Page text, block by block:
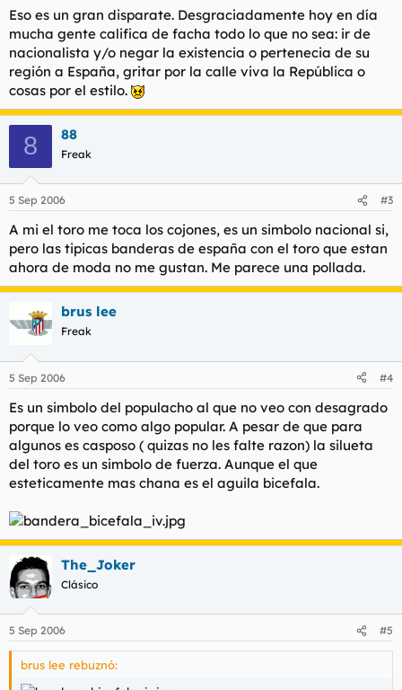
https://es.wikipedia.org/wiki/Manolo_Prieto
Eso es un gran disparate. Desgraciadamente hoy en día
mucha gente califica de facha todo lo que no sea: ir de
nacionalista y/o negar la existencia o pertenecia de su
región a España, gritar por la calle viva la República o
cosas por el estilo.
8 88
Freak
5 Sep 2006 #3
A mi el toro me toca los cojones, es un simbolo nacional si,
pero las tipicas banderas de españa con el toro que estan
ahora de moda no me gustan. Me parece una pollada.
brus lee
Freak
5 Sep 2006 #4
Es un simbolo del populacho al que no veo con desagrado
porque lo veo como algo popular. A pesar de que para
algunos es casposo ( quizas no les falte razon) la silueta
del toro es un simbolo de fuerza. Aunque el que
esteticamente mas chana es el aguila bicefala.
The_Joker
Clásico
5 Sep 2006 #5
brus lee rebuznó: